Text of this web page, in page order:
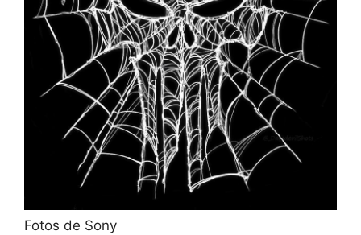
Fotos de Sony